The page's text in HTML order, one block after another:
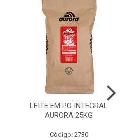
LEITE EM PO INTEGRAL
AURORA 25KG
Código: 2730